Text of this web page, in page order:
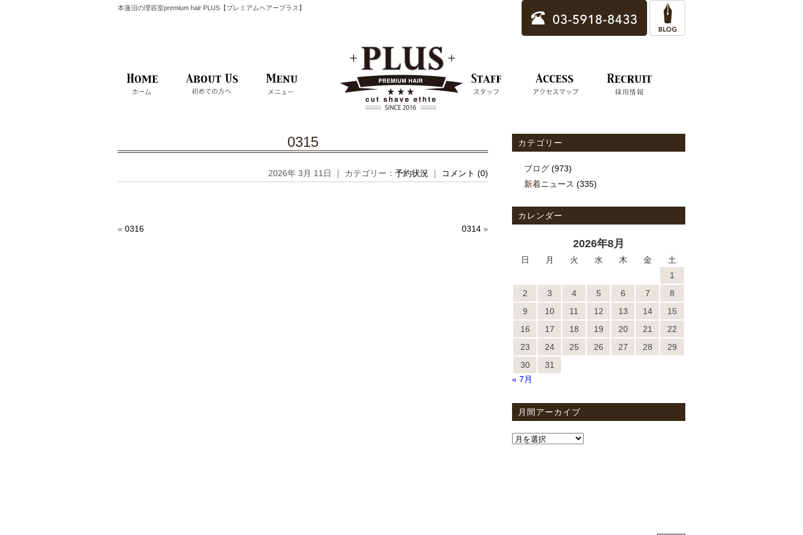
本蓮沼の理容室premium hair PLUS【プレミアムヘアープラス】
0315
2026年 3月 11日 ｜ カテゴリー： 予約状況 ｜ コメント (0)
« 0316 0314 »
カテゴリー
ブログ (973)
新着ニュース (335)
カレンダー
2026年8月
日 月 火 水 木 金
土
1
2
3 4 5 6 7
8
9
10 11 12 13 14
15
16
17 18 19 20 21
22
23
24 25 26 27 28
29
30
31
« 7月
月間アーカイブ